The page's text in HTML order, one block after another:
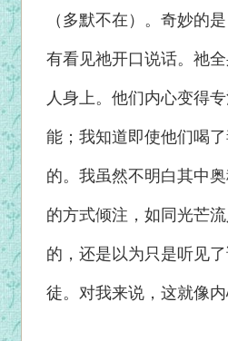
（多默不在）。奇妙的
有看见祂开口说话。祂
人身上。他们内心变得
能；我知道即使他们喝
的。我虽然不明白其中
的方式倾注，如同光芒
的，还是以为只是听见
徒。对我来说，这就像